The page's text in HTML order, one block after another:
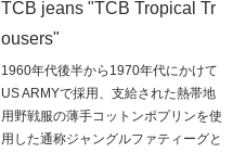
TCB jeans "TCB Tropical Tr
ousers"
1960年代後半から1970年代にかけて
US ARMYで採用、支給された熱帯地
用野戦服の薄手コットンポプリンを使
用した通称ジャングルファティーグと